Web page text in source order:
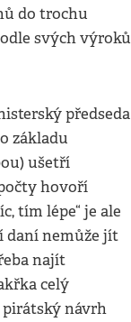
do trochu
svých výroků
předseda
základu
ušetří
hovoří
tím lépe“ je ale
daní nemůže jít
najít
celý
návrh